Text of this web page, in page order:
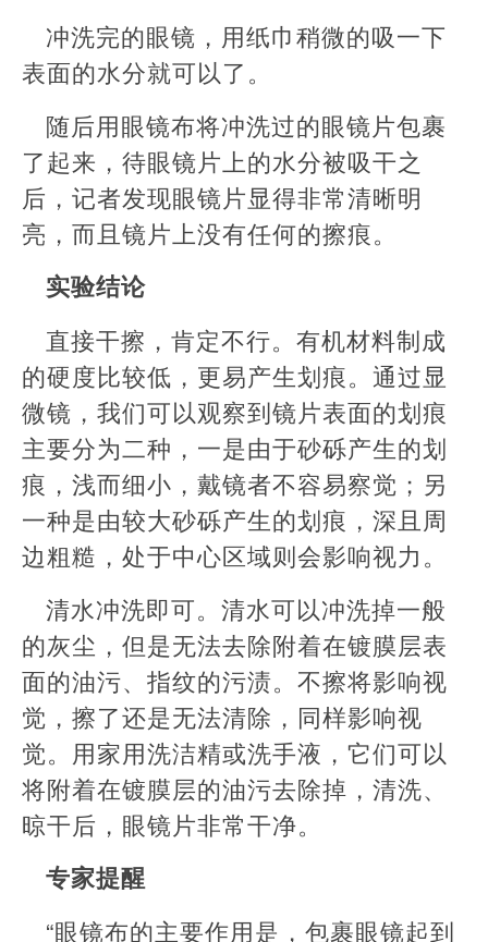
冲洗完的眼镜，用纸巾稍微的吸一下
表面的水分就可以了。
随后用眼镜布将冲洗过的眼镜片包裹
了起来，待眼镜片上的水分被吸干之
后，记者发现眼镜片显得非常清晰明
亮，而且镜片上没有任何的擦痕。
实验结论
直接干擦，肯定不行。有机材料制成
的硬度比较低，更易产生划痕。通过显
微镜，我们可以观察到镜片表面的划痕
主要分为二种，一是由于砂砾产生的划
痕，浅而细小，戴镜者不容易察觉；另
一种是由较大砂砾产生的划痕，深且周
边粗糙，处于中心区域则会影响视力。
清水冲洗即可。清水可以冲洗掉一般
的灰尘，但是无法去除附着在镀膜层表
面的油污、指纹的污渍。不擦将影响视
觉，擦了还是无法清除，同样影响视
觉。用家用洗洁精或洗手液，它们可以
将附着在镀膜层的油污去除掉，清洗、
晾干后，眼镜片非常干净。
专家提醒
“眼镜布的主要作用是，包裹眼镜起到